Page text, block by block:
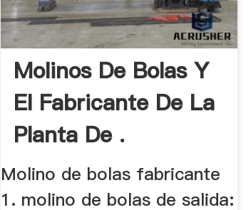
Molinos De Bolas Y
El Fabricante De La
Planta De .
Molino de bolas fabricante
1. molino de bolas de salida: